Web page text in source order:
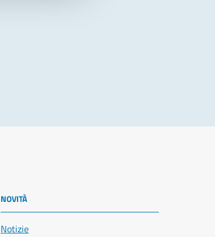
NOVITÀ
Notizie